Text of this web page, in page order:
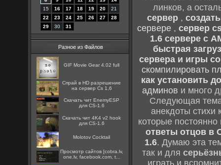
15
16 17 18 19 20
21
22
23 24 25 26 27
28
29
30 31
Разное из Файлов
GIF Movie Gear 4.02 full
Спрай в HD разрешение
на сервер Cs 1,6
Скачать чит EnemyESP
для CS-1.6
Скачать чит 4K4 v2 hook
для CS-1.6
Molotov Cocktail
Просмотр сайтов [cobra.lv,
one.lv, facebook.com, t...
линков, а
сервер ,
сервере ,сервер
1.6 сервере с
быстрая
сервера и игры
скомпилировать
как установить
админов и много
Следующая
анекдоты
которые
ответы отцов в
1.6. Думаю эта
так и для